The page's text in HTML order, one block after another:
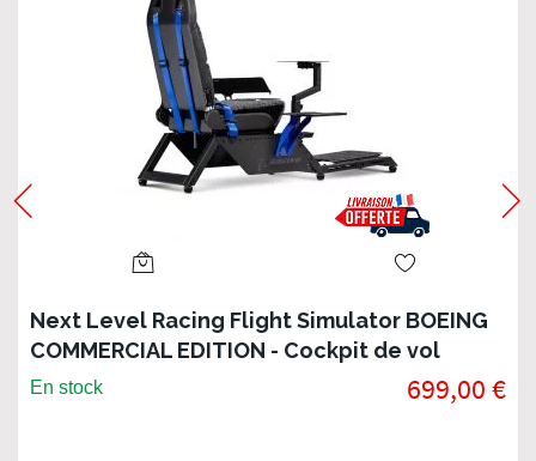
Next Level Racing Flight Simulator BOEING
COMMERCIAL EDITION - Cockpit de vol
En stock 699,00 €